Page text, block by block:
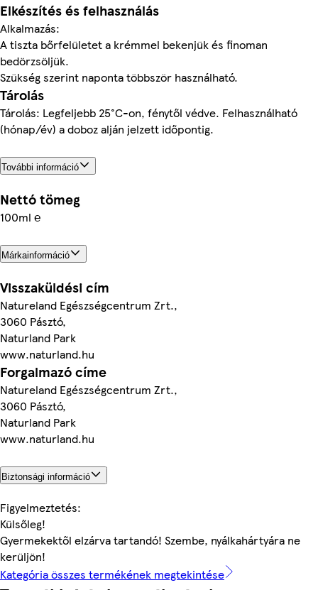
Elkészítés és felhasználás
Alkalmazás:
A tiszta bőrfelületet a krémmel bekenjük és finoman
bedörzsöljük.
Szükség szerint naponta többször használható.
Tárolás
Tárolás: Legfeljebb 25°C-on, fénytől védve. Felhasználható
(hónap/év) a doboz alján jelzett időpontig.
További információ
Nettó tömeg
100ml ℮
Márkainformáció
Visszaküldési cím
Natureland Egészségcentrum Zrt.,
3060 Pásztó,
Naturland Park
www.naturland.hu
Forgalmazó címe
Natureland Egészségcentrum Zrt.,
3060 Pásztó,
Naturland Park
www.naturland.hu
Biztonsági információ
Figyelmeztetés:
Külsőleg!
Gyermekektől elzárva tartandó! Szembe, nyálkahártyára ne
kerüljön!
Kategória összes termékének megtekintése